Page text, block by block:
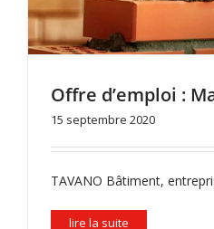
Offre d’emploi :
15 septembre 2020
TAVANO Bâtiment,
lire la suite